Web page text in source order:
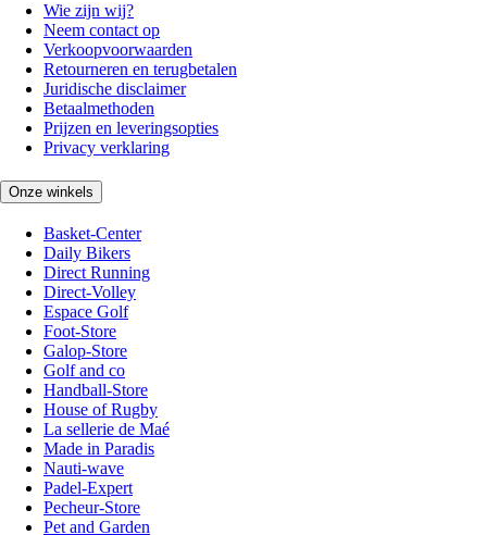
Wie zijn wij?
Neem contact op
Verkoopvoorwaarden
Retourneren en terugbetalen
Juridische disclaimer
Betaalmethoden
Prijzen en leveringsopties
Privacy verklaring
Onze winkels
Basket-Center
Daily Bikers
Direct Running
Direct-Volley
Espace Golf
Foot-Store
Galop-Store
Golf and co
Handball-Store
House of Rugby
La sellerie de Maé
Made in Paradis
Nauti-wave
Padel-Expert
Pecheur-Store
Pet and Garden